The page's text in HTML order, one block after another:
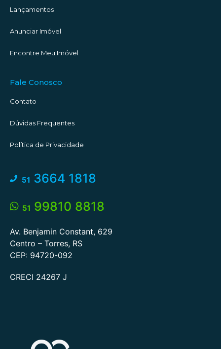
Lançamentos
Anunciar Imóvel
Encontre Meu Imóvel
Fale Conosco
Contato
Dúvidas Frequentes
Política de Privacidade
51 3664 1818
51 99810 8818
Av. Benjamin Constant, 629
Centro – Torres, RS
CEP: 94720-092
CRECI 24267 J